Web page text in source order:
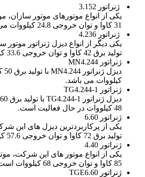
ژنراتور 3.152
31 کاوا و توان خروجی 24.8 کیلووات می باشد.
ژنراتور 4.236
تولید برق 42 کاوا و توان خروجی 33.6 کیلووات است.
ژنراتور MN4.244
کیلووات می باشد.
ژنراتور 1-TG4.244
48 کیلووات در حال فعالیت است.
ژنراتور 6.60
تولید برق 72 کاوا و توان خروجی 57.6 کیلووات می باشد.
ژنراتور 4.40
85 کاوا و توان خروجی 68 کیلووات است.
ژنراتور TGE6.60